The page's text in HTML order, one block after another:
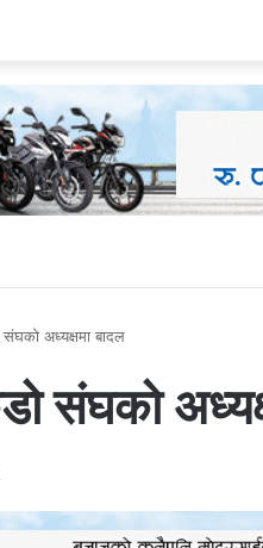
संघको अध्यक्षमा बादल
संघको